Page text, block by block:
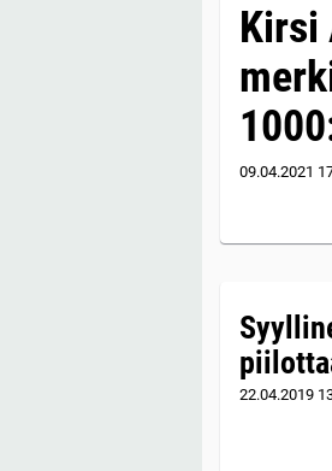
Kirsi
09.04.2021
22.04.2019